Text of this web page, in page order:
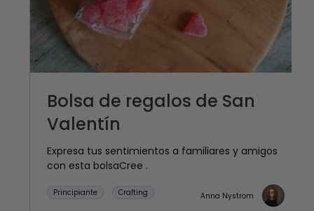
Bolsa de regalos de San
Valentín
Expresa tus sentimientos a familiares y amigos
con esta bolsaCree .
Principiante Crafting Anna Nystrom